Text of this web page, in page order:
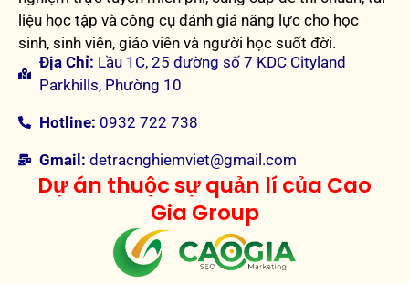
liệu học tập và công cụ đánh giá năng lực cho học
sinh, sinh viên, giáo viên và người học suốt đời.
Địa Chỉ: Lầu 1C, 25 đường số 7 KDC Cityland
Parkhills, Phường 10
Hotline: 0932 722 738
Gmail: detracnghiemviet@gmail.com
Dự án thuộc sự quản lí của Cao
Gia Group